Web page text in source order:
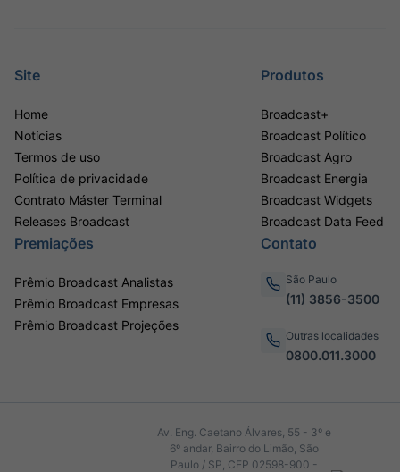
Site
Home
Notícias
Termos de uso
Política de privacidade
Contrato Máster Terminal
Releases Broadcast
Produtos
Broadcast+
Broadcast Político
Broadcast Agro
Broadcast Energia
Broadcast Widgets
Broadcast Data Feed
Premiações
Prêmio Broadcast Analistas
Prêmio Broadcast Empresas
Prêmio Broadcast Projeções
Contato
São Paulo
(11) 3856-3500
Outras localidades
0800.011.3000
Av. Eng. Caetano Álvares, 55 - 3º e
6º andar, Bairro do Limão, São
Paulo / SP, CEP 02598-900 -